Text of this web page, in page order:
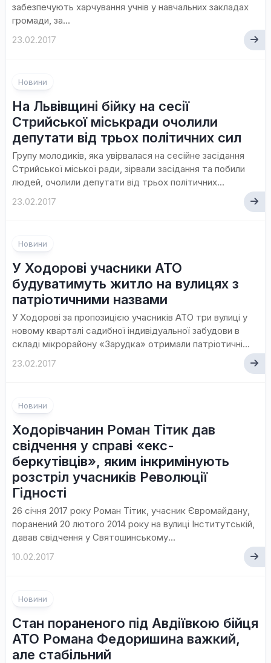
забезпечують харчування учнів у навчальних закладах
громади, за...
23.02.2017
Новини
На Львівщині бійку на сесії
Стрийської міськради очолили
депутати від трьох політичних сил
Групу молодиків, яка увірвалася на сесійне засідання
Стрийської міської ради, зірвали засідання та побили
людей, очолили депутати від трьох політичних...
23.02.2017
Новини
У Ходорові учасники АТО
будуватимуть житло на вулицях з
патріотичними назвами
У Ходорові за пропозицією учасників АТО три вулиці у
новому кварталі садибної індивідуальної забудови в
складі мікрорайону «Зарудка» отримали патріотичні...
23.02.2017
Новини
Ходорівчанин Роман Тітик дав
свідчення у справі «екс-
беркутівців», яким інкримінують
розстріл учасників Революції
Гідності
26 січня 2017 року Роман Тітик, учасник Євромайдану,
поранений 20 лютого 2014 року на вулиці Інститутській,
давав свідчення у Святошинському...
10.02.2017
Новини
Стан пораненого під Авдіївкою бійця
АТО Романа Федоришина важкий,
але стабільний